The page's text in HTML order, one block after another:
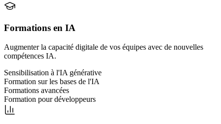
Formations en IA
Augmenter la capacité digitale de vos équipes avec de nouvelles
compétences IA.
Sensibilisation à l'IA générative
Formation sur les bases de l'IA
Formations avancées
Formation pour développeurs